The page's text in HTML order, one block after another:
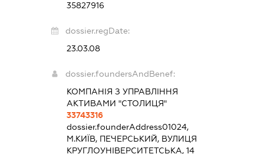
35827916
dossier.regDate:
23.03.08
dossier.foundersAndBenef:
КОМПАНІЯ З УПРАВЛІННЯ
АКТИВАМИ "СТОЛИЦЯ"
33743316
dossier.founderAddress01024,
М.КИЇВ, ПЕЧЕРСЬКИЙ, ВУЛИЦЯ
КРУГЛОУНІВЕРСИТЕТСЬКА, 14